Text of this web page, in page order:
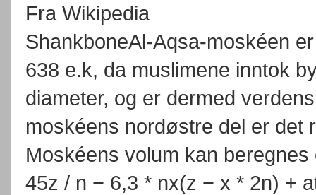
Fra Wikipedia
ShankboneAl-Aqsa-moskéen
638 e.k, da muslimene inntok
diameter, og er dermed
moskéens nordøstre del er det
Moskéens volum kan
45z / n − 6,3 * nx(z − x * 2n) +